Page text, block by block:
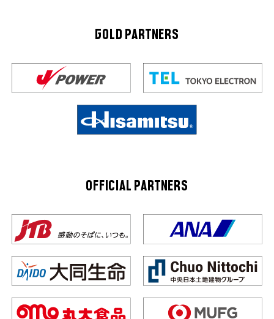
GOLD PARTNERS
OFFICIAL PARTNERS